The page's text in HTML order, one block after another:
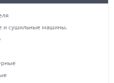
и сушильные машины.